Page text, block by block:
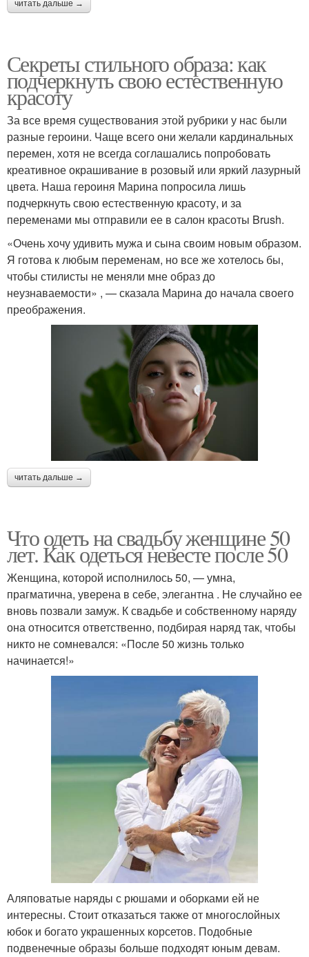
читать дальше →
Секреты стильного образа: как
подчеркнуть свою естественную
красоту
За все время существования этой рубрики у нас были
разные героини. Чаще всего они желали кардинальных
перемен, хотя не всегда соглашались попробовать
креативное окрашивание в розовый или яркий лазурный
цвета. Наша героиня Марина попросила лишь
подчеркнуть свою естественную красоту, и за
переменами мы отправили ее в салон красоты Brush.
«Очень хочу удивить мужа и сына своим новым образом.
Я готова к любым переменам, но все же хотелось бы,
чтобы стилисты не меняли мне образ до
неузнаваемости» , — сказала Марина до начала своего
преображения.
читать дальше →
Что одеть на свадьбу женщине 50
лет. Как одеться невесте после 50
Женщина, которой исполнилось 50, — умна,
прагматична, уверена в себе, элегантна . Не случайно ее
вновь позвали замуж. К свадьбе и собственному наряду
она относится ответственно, подбирая наряд так, чтобы
никто не сомневался: «После 50 жизнь только
начинается!»
Аляповатые наряды с рюшами и оборками ей не
интересны. Стоит отказаться также от многослойных
юбок и богато украшенных корсетов. Подобные
подвенечные образы больше подходят юным девам.